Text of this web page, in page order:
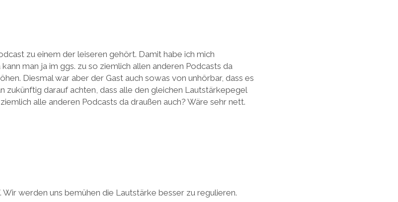
zu einem der leiseren gehört. Damit habe ich mich
man ja im ggs. zu so ziemlich allen anderen Podcasts da
Diesmal war aber der Gast auch sowas von unhörbar, dass es
zukünftig darauf achten, dass alle den gleichen Lautstärkepegel
alle anderen Podcasts da draußen auch? Wäre sehr nett.
werden uns bemühen die Lautstärke besser zu regulieren.